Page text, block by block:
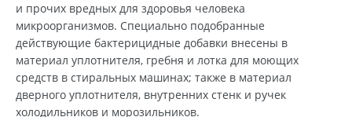
и прочих вредных для здоровья человека
микроорганизмов. Специально подобранные
действующие бактерицидные добавки внесены в
материал уплотнителя, гребня и лотка для моющих
средств в стиральных машинах; также в материал
дверного уплотнителя, внутренних стенк и ручек
холодильников и морозильников.